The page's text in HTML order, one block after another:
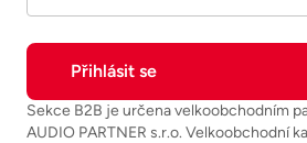
Sekce B2B je určena velkoobchodním
AUDIO PARTNER s.r.o. Velkoobchodní